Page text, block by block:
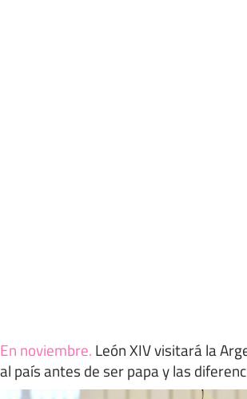
En noviembre. León XIV visitará la
al país antes de ser papa y las